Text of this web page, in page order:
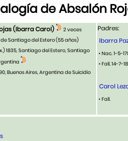
de Absalón
(Ibarra Carol)
2 veces
Santiago del Estero(55 años)
1835, Santiago del Estero, Santiago
Buenos Aires, Argentina de Suicidio
Padres:
Ibarra
• Nac. 1-5-
• Fall. 14-7-
Carol
• Fall.